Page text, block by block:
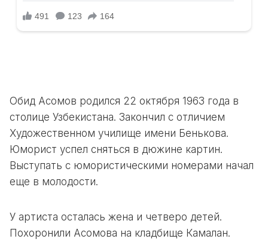
Обид Асомов родился 22 октября 1963 года в
столице Узбекистана. Закончил с отличием
Художественном училище имени Бенькова.
Юморист успел сняться в дюжине картин.
Выступать с юмористическими номерами начал
еще в молодости.
У артиста осталась жена и четверо детей.
Похоронили Асомова на кладбище Камалан.